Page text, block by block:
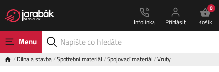
Infolinka Přihlásit
0
Košík
Menu
Dílna a stavba Spotřební materiál Spojovací materiál Vruty